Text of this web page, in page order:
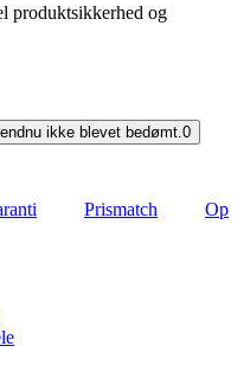
produktsikkerhed og
ikke blevet bedømt. 0
Prismatch
Op